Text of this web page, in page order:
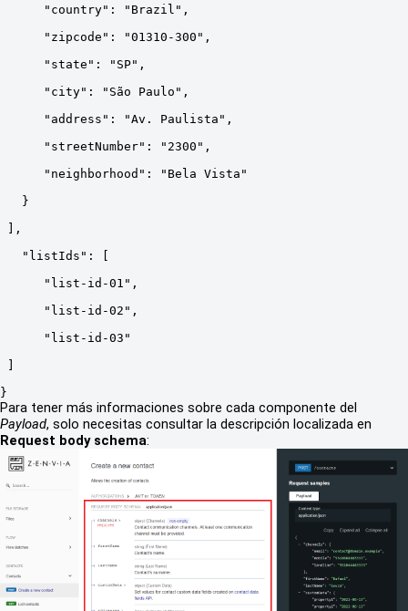
      "country": "Brazil",
      "zipcode": "01310-300",
      "state": "SP",
      "city": "São Paulo",
      "address": "Av. Paulista",
      "streetNumber": "2300",
      "neighborhood": "Bela Vista"
   }
],
   "listIds": [
      "list-id-01",
      "list-id-02",
      "list-id-03"
}
Para tener más informaciones sobre cada componente del
Payload, solo necesitas consultar la descripción localizada en
Request body schema: